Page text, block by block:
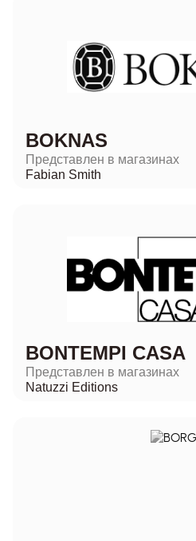
BOKNAS
Представлен в магазинах
Fabian Smith
BONTEMPI CASA
Представлен в магазинах
Natuzzi Editions